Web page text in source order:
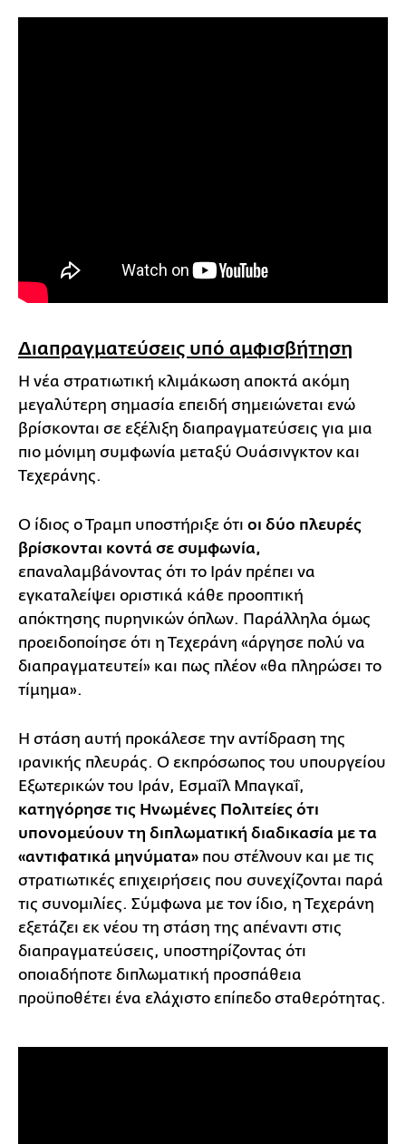
Διαπραγματεύσεις υπό αμφισβήτηση
Η νέα στρατιωτική κλιμάκωση αποκτά ακόμη
μεγαλύτερη σημασία επειδή σημειώνεται ενώ
βρίσκονται σε εξέλιξη διαπραγματεύσεις για μια
πιο μόνιμη συμφωνία μεταξύ Ουάσινγκτον και
Τεχεράνης.
Ο ίδιος ο Τραμπ υποστήριξε ότι οι δύο πλευρές
βρίσκονται κοντά σε συμφωνία,
επαναλαμβάνοντας ότι το Ιράν πρέπει να
εγκαταλείψει οριστικά κάθε προοπτική
απόκτησης πυρηνικών όπλων. Παράλληλα όμως
προειδοποίησε ότι η Τεχεράνη «άργησε πολύ να
διαπραγματευτεί» και πως πλέον «θα πληρώσει το
τίμημα».
Η στάση αυτή προκάλεσε την αντίδραση της
ιρανικής πλευράς. Ο εκπρόσωπος του υπουργείου
Εξωτερικών του Ιράν, Εσμαΐλ Μπαγκαΐ,
κατηγόρησε τις Ηνωμένες Πολιτείες ότι
υπονομεύουν τη διπλωματική διαδικασία με τα
«αντιφατικά μηνύματα» που στέλνουν και με τις
στρατιωτικές επιχειρήσεις που συνεχίζονται παρά
τις συνομιλίες. Σύμφωνα με τον ίδιο, η Τεχεράνη
εξετάζει εκ νέου τη στάση της απέναντι στις
διαπραγματεύσεις, υποστηρίζοντας ότι
οποιαδήποτε διπλωματική προσπάθεια
προϋποθέτει ένα ελάχιστο επίπεδο σταθερότητας.